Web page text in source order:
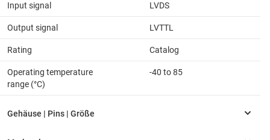
Input signal LVDS
Output signal LVTTL
Rating Catalog
Operating temperature
range (°C)
-40 to 85